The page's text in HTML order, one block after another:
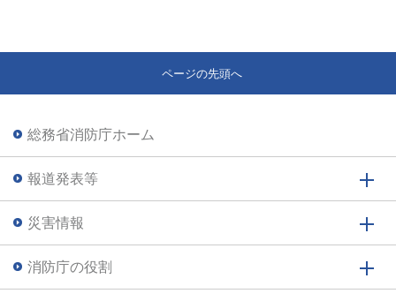
ページの先頭へ
総務省消防庁ホーム
報道発表等
災害情報
消防庁の役割